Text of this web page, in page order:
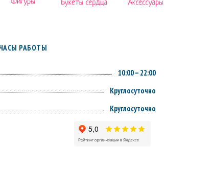
ЧАСЫ РАБОТЫ
10:00 – 22:00
Круглосуточно
Круглосуточно